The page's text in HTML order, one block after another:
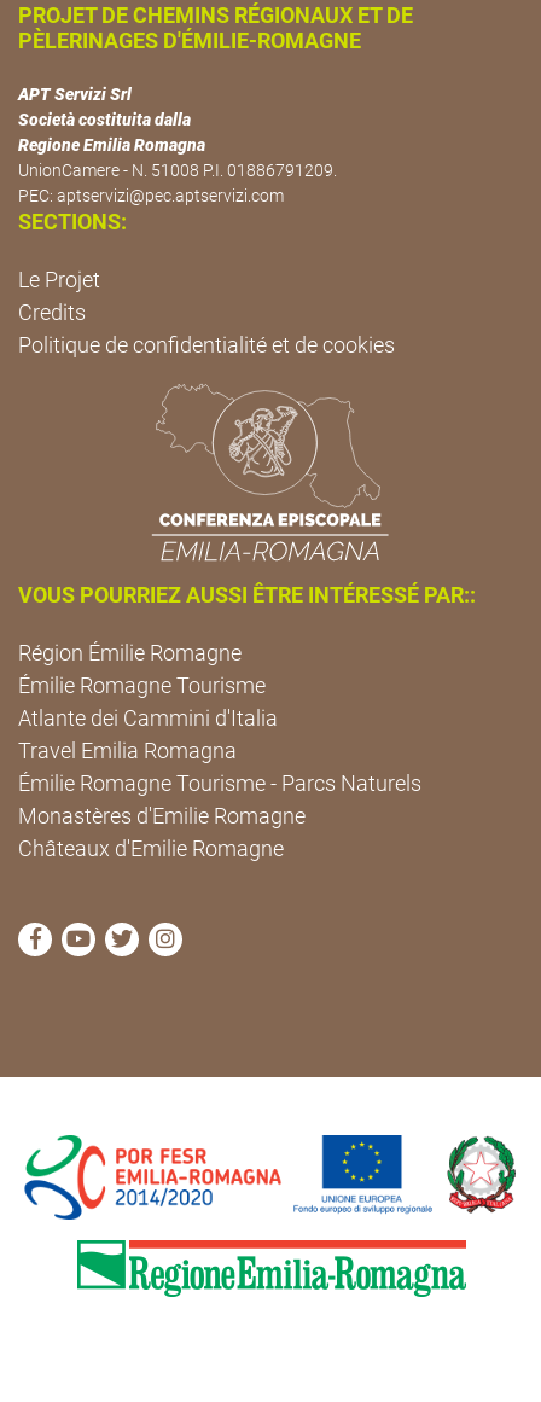
PROJET DE CHEMINS RÉGIONAUX ET DE
PÈLERINAGES D'ÉMILIE-ROMAGNE
APT Servizi Srl
Società costituita dalla
Regione Emilia Romagna
UnionCamere - N. 51008 P.I. 01886791209.
PEC: aptservizi@pec.aptservizi.com
SECTIONS:
Le Projet
Credits
Politique de confidentialité et de cookies
VOUS POURRIEZ AUSSI ÊTRE INTÉRESSÉ PAR::
Région Émilie Romagne
Émilie Romagne Tourisme
Atlante dei Cammini d'Italia
Travel Emilia Romagna
Émilie Romagne Tourisme - Parcs Naturels
Monastères d'Emilie Romagne
Châteaux d'Emilie Romagne
Visitez la page Facebook de Cammini Emilia-
Visitez la page YouTube de Cammini Emilia-
Visitez la page Twitter de Cammini Emilia-
Visitez la page Instagram de Cammini